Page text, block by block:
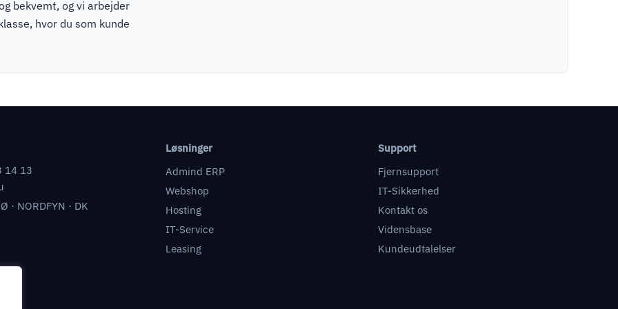
bekvemt, og vi arbejder
hvor du som kunde
14 13
· NORDFYN · DK
Løsninger
Admind ERP
Webshop
Hosting
IT-Service
Leasing
Support
Fjernsupport
IT-Sikkerhed
Kontakt os
Vidensbase
Kundeudtalelser